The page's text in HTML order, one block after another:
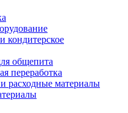
кондитерское
общепита
переработка
расходные материалы